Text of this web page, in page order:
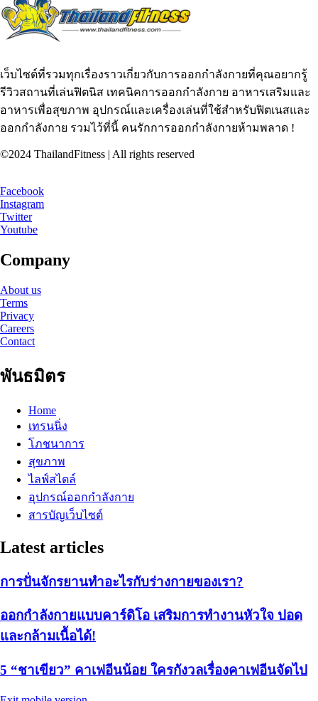
เว็บไซต์ที่รวมทุกเรื่องราวเกี่ยวกับการออกกำลังกายที่คุณอยากรู้
รีวิวสถานที่เล่นฟิตนิส เทคนิคการออกกำลังกาย อาหารเสริมและ
อาหารเพื่อสุขภาพ อุปกรณ์และเครื่องเล่นที่ใช้สำหรับฟิตเนสและ
ออกกำลังกาย รวมไว้ที่นี้ คนรักการออกกำลังกายห้ามพลาด !
©2024 ThailandFitness | All rights reserved
Facebook
Instagram
Twitter
Youtube
Company
About us
Terms
Privacy
Careers
Contact
พันธมิตร
Home
เทรนนิ่ง
โภชนาการ
สุขภาพ
ไลฟ์สไตล์
อุปกรณ์ออกกำลังกาย
สารบัญเว็บไซต์
Latest articles
การปั่นจักรยานทำอะไรกับร่างกายของเรา?
ออกกำลังกายแบบคาร์ดิโอ เสริมการทำงานหัวใจ ปอด
และกล้ามเนื้อได้!
5 “ชาเขียว” คาเฟอีนน้อย ใครกังวลเรื่องคาเฟอีนจัดไป